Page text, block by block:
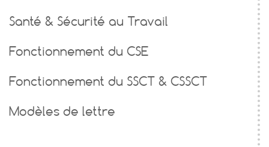
Santé & Sécurité au Travail
Fonctionnement du CSE
Fonctionnement du SSCT & CSSCT
Modèles de lettre